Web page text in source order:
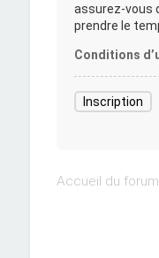
assurez-vous
prendre le
Conditions
Inscription
Accueil du forum